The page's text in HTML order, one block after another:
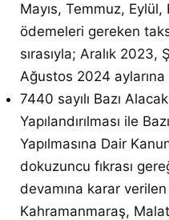
Mayıs, Temmuz, Eylül,
ödemeleri gereken
sırasıyla; Aralık
Ağustos 2024
7440 sayılı Bazı
Yapılandırılması ile
Yapılmasına Dair
dokuzuncu fıkrası
devamına karar
Kahramanmaraş,